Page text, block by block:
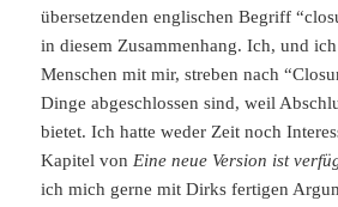
übersetzenden englischen Begriff
in diesem Zusammenhang. Ich, und
Menschen mit mir, streben nach
Dinge abgeschlossen sind, weil
bietet. Ich hatte weder Zeit noch
Kapitel von Eine neue Version ist
ich mich gerne mit Dirks fertigen